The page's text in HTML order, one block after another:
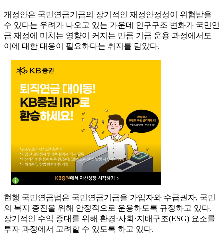
개정안은 국민연금기금의 장기적인 재정안정성이 위협받을
수 있다는 우려가 나오고 있는 가운데 인구구조 변화가 국민연
금 재정에 미치는 영향이 커지는 만큼 기금 운용 과정에서도
이에 대한 대응이 필요하다는 취지를 담았다.
현행 국민연금법은 국민연금기금을 가입자와 수급권자, 국민
의 복지 증진을 위해 안정적으로 운용하도록 규정하고 있다.
장기적인 수익 증대를 위해 환경·사회·지배구조(ESG) 요소를
투자 과정에서 고려할 수 있도록 하고 있다.